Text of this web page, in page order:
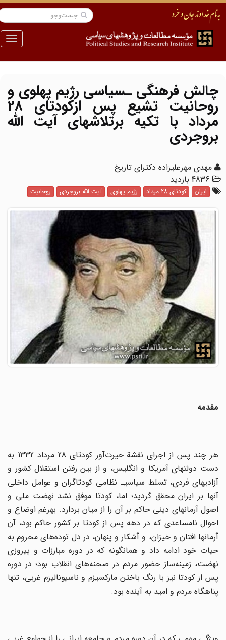
منو
چالش فرهنگی ـسیاسی رژیم پهلوی و
روحانیت تشیع پس ازکودتای 28
مرداد با تکیه برتلاشهای آیت ‎الله
بروجردی
مهدی مهرعلیزاده دکترای تاریخ
4836 بازدید
ایران کودتای 28 مرداد رژیم پهلوی آیت الله بروجردی روحانیت
مقدمه
هر چند پس از اجرای نقشة حیرت‌آور کودتای 28 مرداد 1332 به
دست دولتهای آمریکا و انگلیس، و از بین رفتن استقلال کشور و
آزادیهای فردی، تسلط سیاسی‎ـ نظامی کودتاگران و عوامل داخلی
آنها بر ایران محقق گردید؛ اما، کودتا موفق نشد نهضت ملی و
اصول آرمانهای دینی حاکم بر آن را از میان بردارد. به‎رغم اوضاع و
احوال نامساعدی که در دهه پس از کودتا بر کشور حاکم بود، آن
آرمانها افتان و خیزان،‌ و آشکار و پنهان، در دل توده‌های محروم به
حیات خود ادامه داد و همانگونه که در دوره مبارزات و پیروزی
نهضت، زمینه‌ساز حضور مردم در صحنه‌های انقلاب بود؛ در دوره
پس از کودتا نیز با رنگ باختن مارکسیزم و ناسیونالیزم غربی، تنها
پناهگاه مردم و امید به آینده بود.